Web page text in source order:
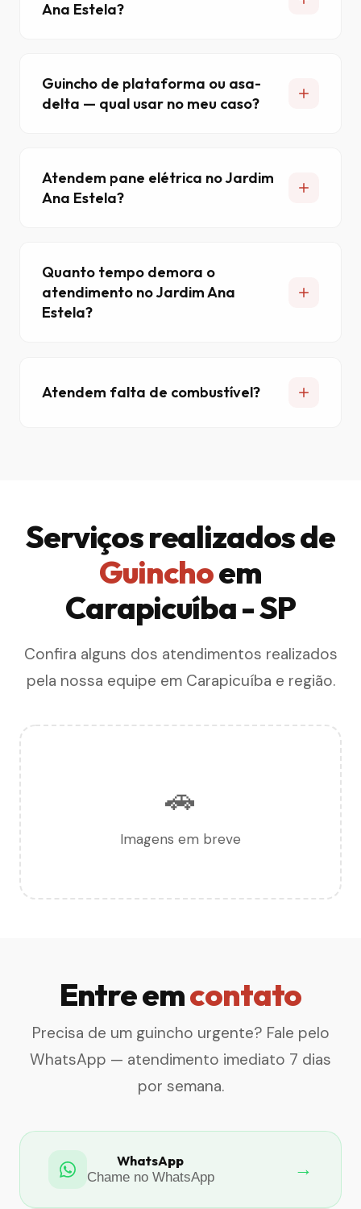
Ana Estela?
Guincho de plataforma ou asa-
delta — qual usar no meu caso?
Atendem pane elétrica no Jardim
Ana Estela?
Quanto tempo demora o
atendimento no Jardim Ana
Estela?
Atendem falta de combustível?
Serviços realizados de
Guinchoem
Carapicuíba - SP
Confira alguns dos atendimentos realizados
pela nossa equipe em Carapicuíba e região.
🚗
Imagens em breve
Entre emcontato
Precisa de um guincho urgente? Fale pelo
WhatsApp — atendimento imediato 7 dias
por semana.
WhatsApp
Chame no WhatsApp
→